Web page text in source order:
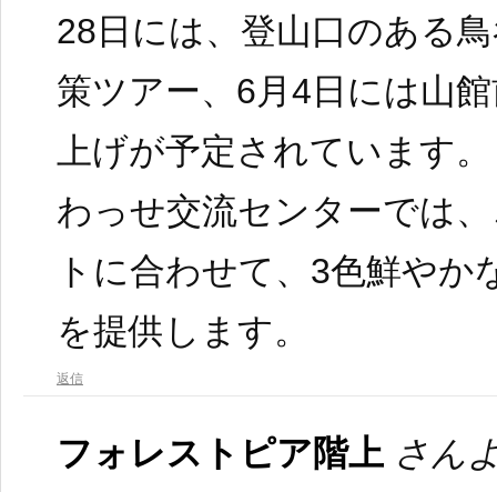
28日には、登山口のある
策ツアー、6月4日には山
上げが予定されています。
わっせ交流センターでは
トに合わせて、3色鮮やか
を提供します。
返信
フォレストピア階上 さん